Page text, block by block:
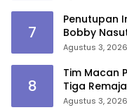
7
Penutupan
Bobby
Fashion
Agustus 3, 2026
8
Tim Macan
Tiga
Marelan
Agustus 3, 2026